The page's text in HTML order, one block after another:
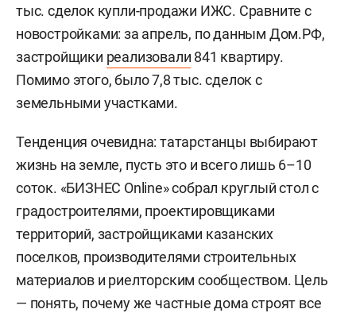
тыс. сделок купли-продажи ИЖС. Сравните с
новостройками: за апрель, по данным Дом.РФ,
застройщики реализовали 841 квартиру.
Помимо этого, было 7,8 тыс. сделок с
земельными участками.
Тенденция очевидна: татарстанцы выбирают
жизнь на земле, пусть это и всего лишь 6–10
соток. «БИЗНЕС Online» собрал круглый стол с
градостроителями, проектировщиками
территорий, застройщиками казанских
поселков, производителями строительных
материалов и риелторским сообществом. Цель
— понять, почему же частные дома строят все